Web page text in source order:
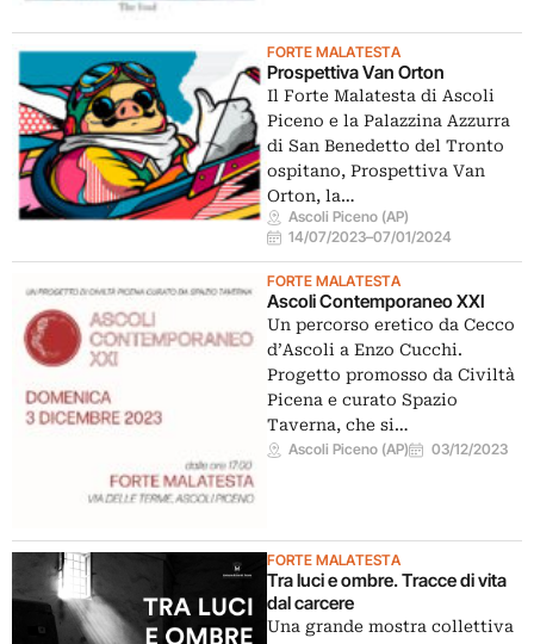
FORTE MALATESTA
Prospettiva Van Orton
Il Forte Malatesta di Ascoli
Piceno e la Palazzina Azzurra
di San Benedetto del Tronto
ospitano, Prospettiva Van
Orton, la…
Ascoli Piceno (AP)
14/07/2023–07/01/2024
FORTE MALATESTA
Ascoli Contemporaneo XXI
Un percorso eretico da Cecco
d’Ascoli a Enzo Cucchi.
Progetto promosso da Civiltà
Picena e curato Spazio
Taverna, che si…
Ascoli Piceno (AP) 03/12/2023
FORTE MALATESTA
Tra luci e ombre. Tracce di vita
dal carcere
Una grande mostra collettiva